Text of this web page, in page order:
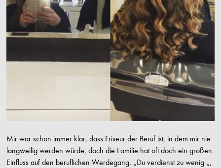
Mir war schon immer klar, dass Friseur der Beruf ist, in dem mir nie
langweilig werden würde, doch die Familie hat oft doch ein großen
Einfluss auf den beruflichen Werdegang. „Du verdienst zu wenig „,